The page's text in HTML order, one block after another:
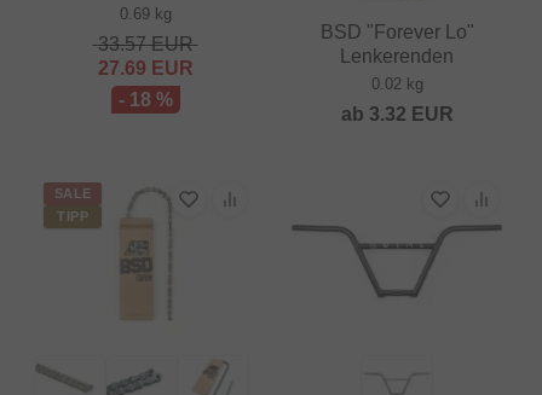
0.69 kg
33.57EUR
27.69 EUR
- 18 %
BSD "Forever Lo"
Lenkerenden
0.02 kg
ab 3.32 EUR
SALE
TIPP